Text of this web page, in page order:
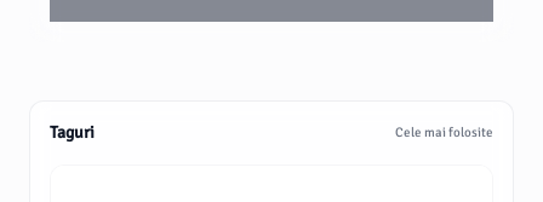
Taguri Cele mai folosite